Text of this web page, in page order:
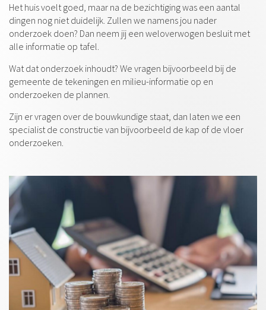
Het huis voelt goed, maar na de bezichtiging was een aantal
dingen nog niet duidelijk. Zullen we namens jou nader
onderzoek doen? Dan neem jij een weloverwogen besluit met
alle informatie op tafel.
Wat dat onderzoek inhoudt? We vragen bijvoorbeeld bij de
gemeente de tekeningen en milieu-informatie op en
onderzoeken de plannen.
Zijn er vragen over de bouwkundige staat, dan laten we een
specialist de constructie van bijvoorbeeld de kap of de vloer
onderzoeken.